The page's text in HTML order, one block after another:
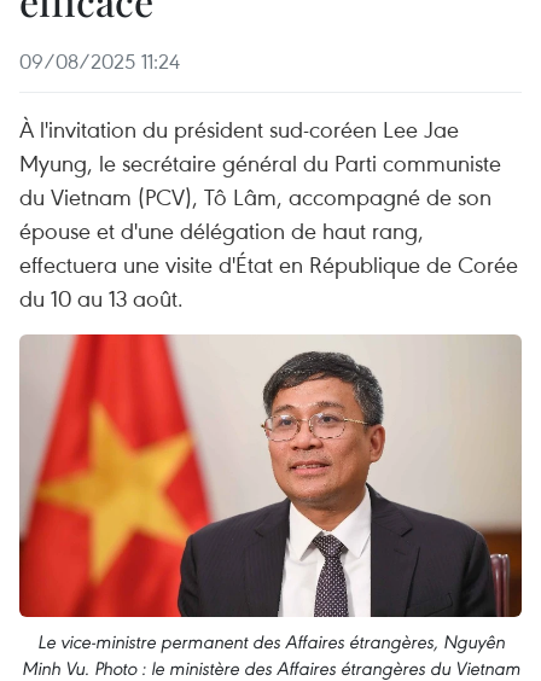
09/08/2025 11:24
À l'invitation du président sud-coréen Lee Jae
Myung, le secrétaire général du Parti communiste
du Vietnam (PCV), Tô Lâm, accompagné de son
épouse et d'une délégation de haut rang,
effectuera une visite d'État en République de Corée
du 10 au 13 août.
Le vice-ministre permanent des Affaires étrangères, Nguyên
Minh Vu. Photo : le ministère des Affaires étrangères du Vietnam